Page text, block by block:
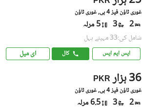
غوری ٹاؤن فیز 4 بی, غوری ٹاؤن
2
3 5 مرلہ
شامل کی:33 مہینے پہل
ایس ایم ایس کال ای میل
PKR 36 ہزار
غوری ٹاؤن فیز 4 بی, غوری ٹاؤن
2
3 6.5 مرلہ